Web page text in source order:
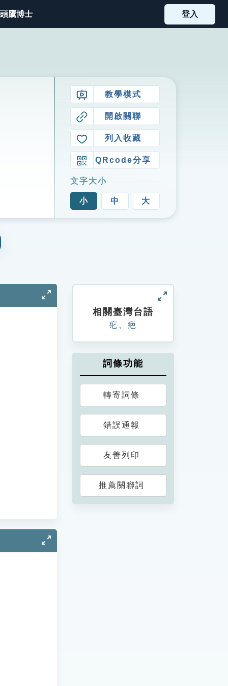
鷹博士 登入
教學模式
開啟關聯
列入收藏
QRcode分享
文字大小
小 中 大
相關臺灣台語
疕 疤
詞條功能
轉寄詞條
錯誤通報
友善列印
推薦關聯詞